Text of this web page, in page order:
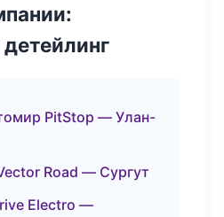
PitStop — Улан-
Road — Сургут
Electro —